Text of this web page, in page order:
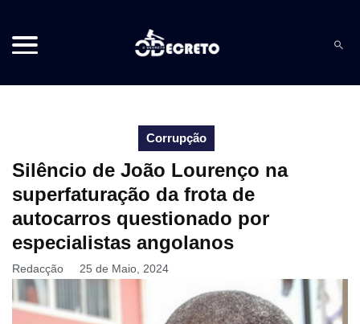
Corrupção
Silêncio de João Lourenço na
superfaturação da frota de
autocarros questionado por
especialistas angolanos
Redacção 25 de Maio, 2024